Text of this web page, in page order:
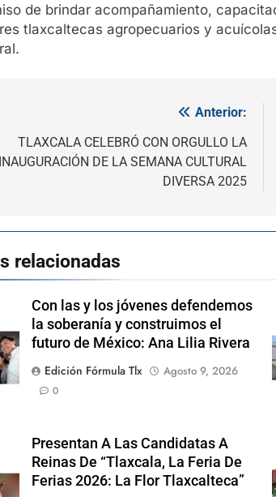
de brindar acompañamiento,
tlaxcaltecas agropecuarios y
Anterior:
TLAXCALA CELEBRÓ CON ORGULLO LA
INAUGURACIÓN DE LA SEMANA CULTURAL
DIVERSA 2025
relacionadas
Con las y los jóvenes defendemos
la soberanía y construimos el
futuro de México: Ana Lilia Rivera
Edición Fórmula Tlx
Agosto 9, 2026
0
Presentan A Las Candidatas A
Reinas De “Tlaxcala, La Feria De
Ferias 2026: La Flor Tlaxcalteca”